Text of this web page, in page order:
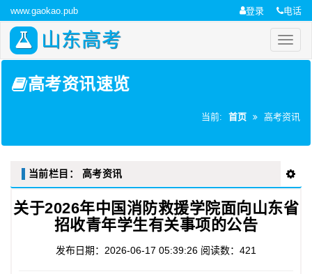
www.gaokao.pub 登录 电话
山东高考
高考资讯速览
当前: 首页 高考资讯
当前栏目： 高考资讯
关于2026年中国消防救援学院面向山东省
招收青年学生有关事项的公告
发布日期：2026-06-17 05:39:26 阅读数：421